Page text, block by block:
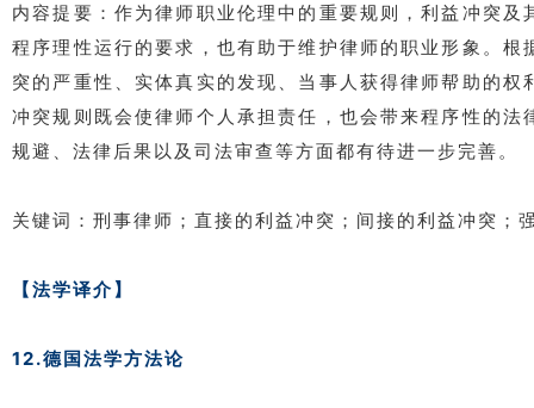
内容提要：作为律师职业伦理中的重要规则，利益冲突
程序理性运行的要求，也有助于维护律师的职业形象。
突的严重性、实体真实的发现、当事人获得律师帮助的
冲突规则既会使律师个人承担责任，也会带来程序性的
规避、法律后果以及司法审查等方面都有待进一步完善。
关键词：刑事律师；直接的利益冲突；间接的利益冲突；
【法学译介】
12.德国法学方法论